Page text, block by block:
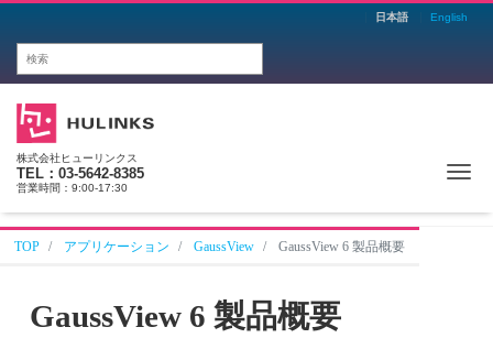
日本語 English
株式会社ヒューリンクス
TEL：03-5642-8385
営業時間：9:00-17:30
TOP アプリケーション GaussView GaussView 6 製品概要
GaussView 6 製品概要